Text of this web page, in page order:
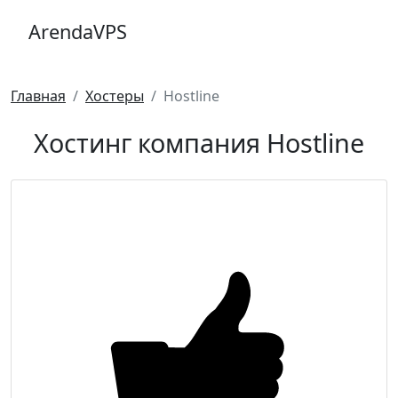
ArendaVPS
Главная Хостеры Hostline
Хостинг компания Hostline